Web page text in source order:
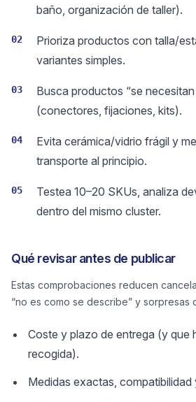
baño, organización de taller).
02
Prioriza productos con talla/
variantes simples.
03
Busca productos “se
(conectores, fijaciones, kits).
04
Evita cerámica/vidrio frágil y
transporte al principio.
05
Testea 10–20 SKUs, analiza
dentro del mismo cluster.
Qué revisar antes de publicar
Estas comprobaciones reducen
“no es como se describe” y sorpresas
Coste y plazo de entrega (y que
recogida).
Medidas exactas, compatibilidad